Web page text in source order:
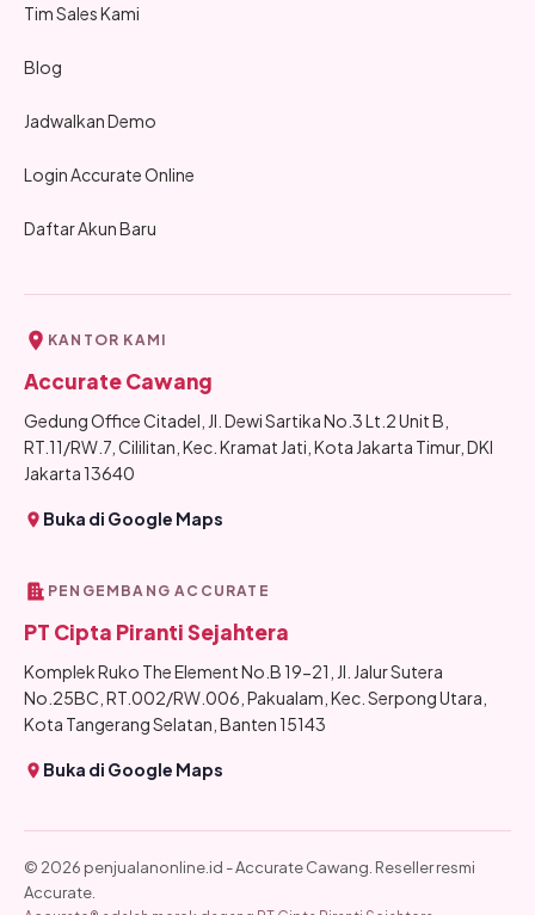
Tim Sales Kami
Blog
Jadwalkan Demo
Login Accurate Online
Daftar Akun Baru
KANTOR KAMI
Accurate Cawang
Gedung Office Citadel, Jl. Dewi Sartika No.3 Lt.2 Unit B,
RT.11/RW.7, Cililitan, Kec. Kramat Jati, Kota Jakarta Timur, DKI
Jakarta 13640
Buka di Google Maps
PENGEMBANG ACCURATE
PT Cipta Piranti Sejahtera
Komplek Ruko The Element No.B 19-21, Jl. Jalur Sutera
No.25BC, RT.002/RW.006, Pakualam, Kec. Serpong Utara,
Kota Tangerang Selatan, Banten 15143
Buka di Google Maps
© 2026 penjualanonline.id - Accurate Cawang. Reseller resmi
Accurate.